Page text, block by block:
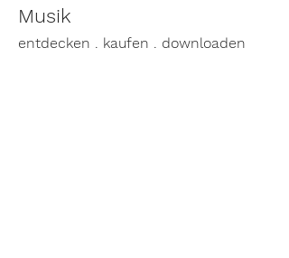
Musik
entdecken . kaufen . downloaden